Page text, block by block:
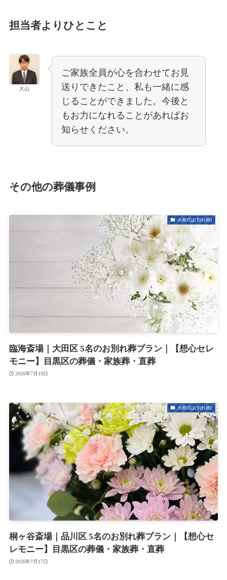
担当者よりひとこと
大山
ご家族全員が心を合わせてお見
送りできたこと、私も一緒に感
じることができました。今後と
もお力になれることがあればお
知らせください。
その他の葬儀事例
火葬式(お別れ葬)
臨海斎場｜大田区 5名のお別れ葬プラン｜【想心セレ
モニー】目黒区の葬儀・家族葬・直葬
2026年7月19日
火葬式(お別れ葬)
桐ヶ谷斎場｜品川区 5名のお別れ葬プラン｜【想心セ
レモニー】目黒区の葬儀・家族葬・直葬
2026年7月17日